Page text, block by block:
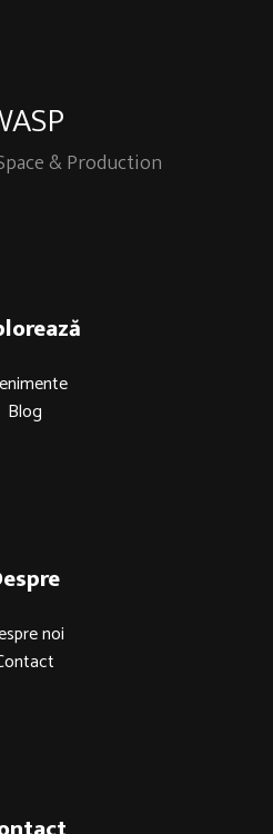
& Production
Blog
noi